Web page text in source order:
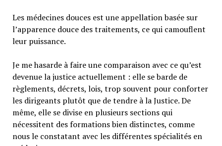
Les médecines douces est une appellation basée sur
l’apparence douce des traitements, ce qui camouflent
leur puissance.
Je me hasarde à faire une comparaison avec ce qu’est
devenue la justice actuellement : elle se barde de
règlements, décrets, lois, trop souvent pour conforter
les dirigeants plutôt que de tendre à la Justice. De
même, elle se divise en plusieurs sections qui
nécessitent des formations bien distinctes, comme
nous le constatant avec les différentes spécialités en